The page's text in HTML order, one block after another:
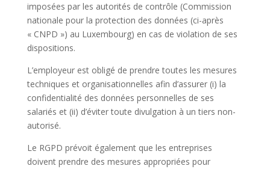
imposées par les autorités de contrôle (Commission
nationale pour la protection des données (ci-après
« CNPD ») au Luxembourg) en cas de violation de ses
dispositions.
L’employeur est obligé de prendre toutes les mesures
techniques et organisationnelles afin d’assurer (i) la
confidentialité des données personnelles de ses
salariés et (ii) d’éviter toute divulgation à un tiers non-
autorisé.
Le RGPD prévoit également que les entreprises
doivent prendre des mesures appropriées pour